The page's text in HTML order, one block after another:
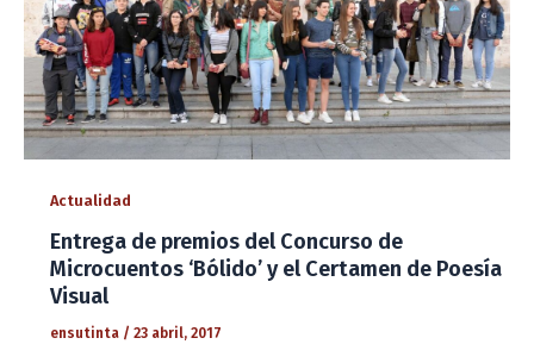
Actualidad
Entrega de premios del Concurso de
Microcuentos ‘Bólido’ y el Certamen de Poesía
Visual
ensutinta / 23 abril, 2017